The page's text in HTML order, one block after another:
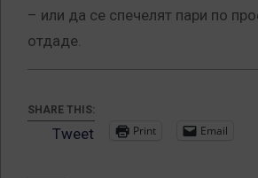
– или да се спечелят пари по
отдаде.
SHARE THIS:
Tweet Print Email